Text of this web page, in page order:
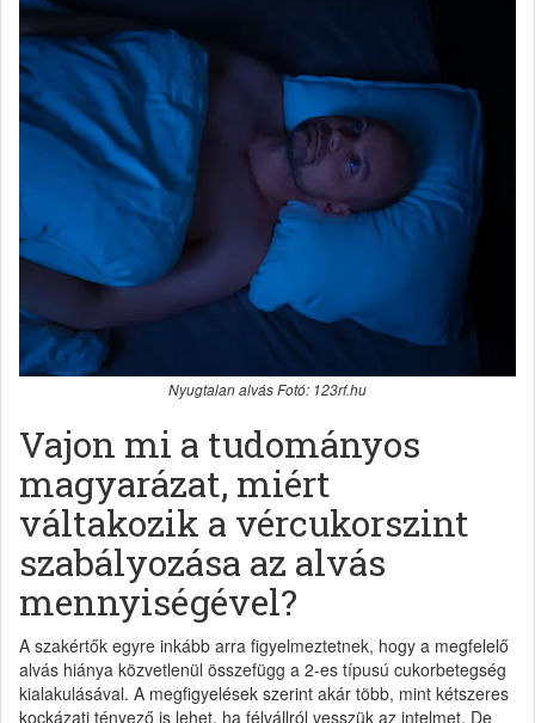
Nyugtalan alvás Fotó: 123rf.hu
Vajon mi a tudományos
magyarázat, miért
váltakozik a vércukorszint
szabályozása az alvás
mennyiségével?
A szakértők egyre inkább arra figyelmeztetnek, hogy a megfelelő
alvás hiánya közvetlenül összefügg a 2-es típusú cukorbetegség
kialakulásával. A megfigyelések szerint akár több, mint kétszeres
kockázati tényező is lehet, ha félvállról vesszük az intelmet. De